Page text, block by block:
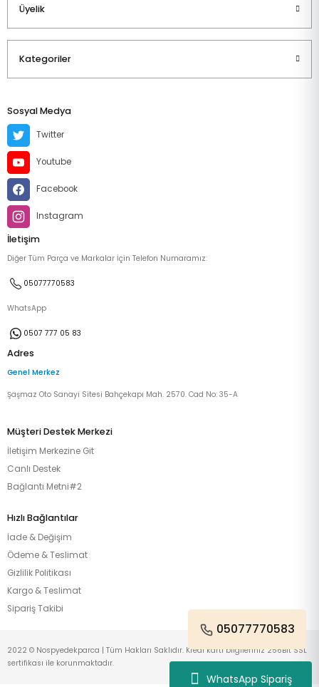
WhatsApp Sipariş
Üyelik
Kategoriler
Sosyal Medya
Twitter
Youtube
Facebook
Instagram
İletişim
Diğer Tüm Parça ve Markalar İçin Telefon Numaramız:
05077770583
WhatsApp
0507 777 05 83
Adres
Genel Merkez
Şaşmaz Oto Sanayi Sitesi Bahçekapı Mah. 2570. Cad No: 35-A
Müşteri Destek Merkezi
İletişim Merkezine Git
Canlı Destek
Bağlantı Metni#2
Hızlı Bağlantılar
İade & Değişim
Ödeme & Teslimat
Gizlilik Politikası
Kargo & Teslimat
Sipariş Takibi
05077770583
2022 © Nospyedekparca | Tüm Hakları Saklıdır. Kredi kartı bilgileriniz 256Bit SSL
sertifikası ile korunmaktadır.